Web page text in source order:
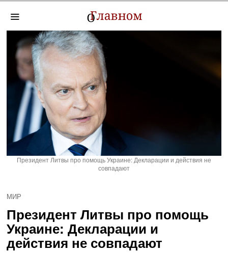
Президент Литвы про помощь Украине: Декларации и действия не
совпадают
МИР
Президент Литвы про помощь
Украине: Декларации и
действия не совпадают